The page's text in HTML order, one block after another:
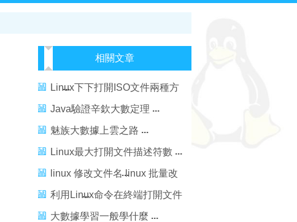
相關文章
Linux下下打開ISO文件兩種方
法
Java驗證辛欽大數定理
魅族大數據上雲之路
Linux最大打開文件描述符數
linux 修改文件名 linux 批量改
文件名解決方法
利用Linux命令在終端打開文件
的方法
大數據學習一般學什麼